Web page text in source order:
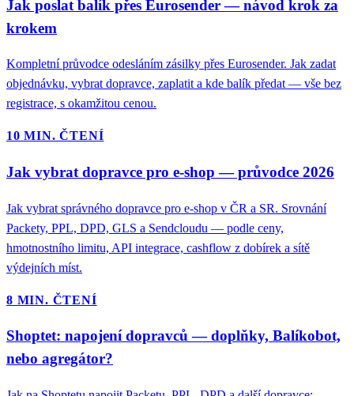
Jak poslat balík přes Eurosender — návod krok za
krokem
Kompletní průvodce odesláním zásilky přes Eurosender. Jak zadat
objednávku, vybrat dopravce, zaplatit a kde balík předat — vše bez
registrace, s okamžitou cenou.
10 MIN. ČTENÍ
Jak vybrat dopravce pro e-shop — průvodce 2026
Jak vybrat správného dopravce pro e-shop v ČR a SR. Srovnání
Packety, PPL, DPD, GLS a Sendcloudu — podle ceny,
hmotnostního limitu, API integrace, cashflow z dobírek a sítě
výdejních míst.
8 MIN. ČTENÍ
Shoptet: napojení dopravců — doplňky, Balíkobot,
nebo agregátor?